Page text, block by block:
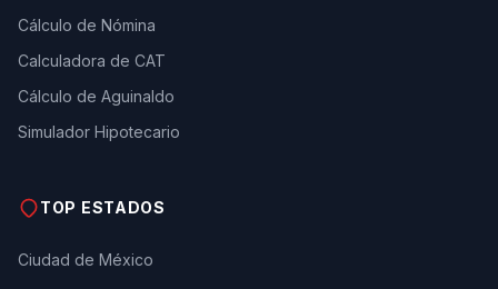
Cálculo de Nómina
Calculadora de CAT
Cálculo de Aguinaldo
Simulador Hipotecario
TOP ESTADOS
Ciudad de México